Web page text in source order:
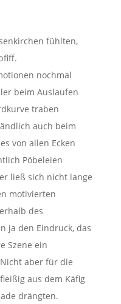
fühlten,
nochmal
beim Auslaufen
traben
auch beim
von allen Ecken
Pöbeleien
ließ sich nicht lange
motivierten
des
ja den Eindruck, das
Szene ein
aber für die
aus dem Käfig
drängten.